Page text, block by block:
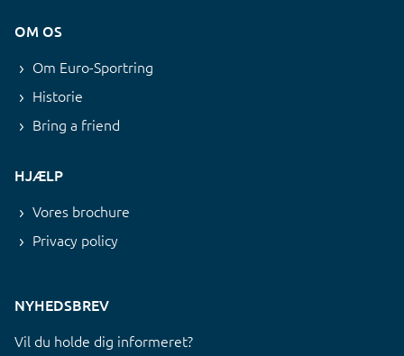
OM OS
Om Euro-Sportring
Historie
Bring a friend
HJÆLP
Vores brochure
Privacy policy
NYHEDSBREV
Vil du holde dig informeret?